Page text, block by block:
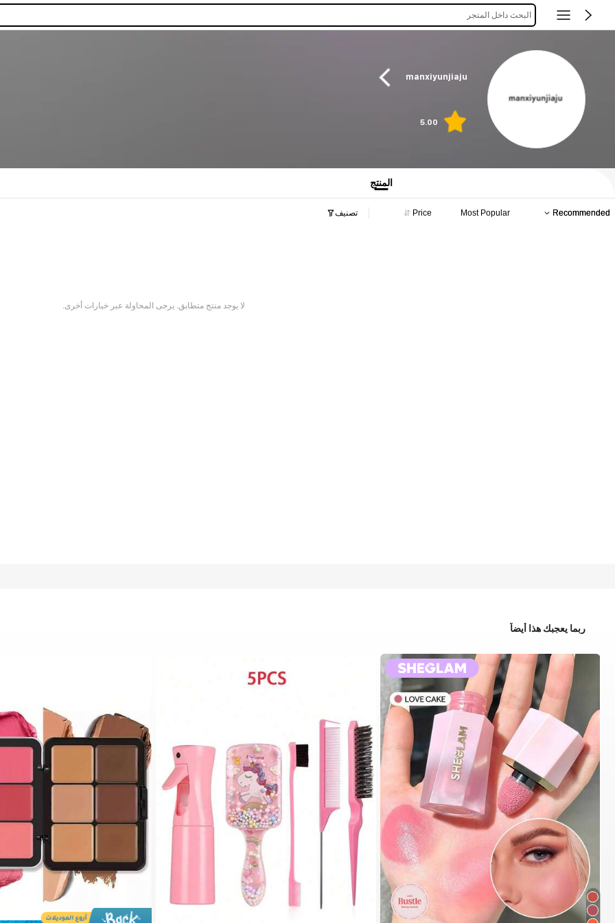
البحث داخل المتجر
manxiyunjiaju
5.00
المنتج
Recommended
Most Popular
Price تصنيف
لا يوجد منتج متطابق. يرجى المحاولة عبر خيارات أخرى.
ربما يعجبك هذا أيضاً